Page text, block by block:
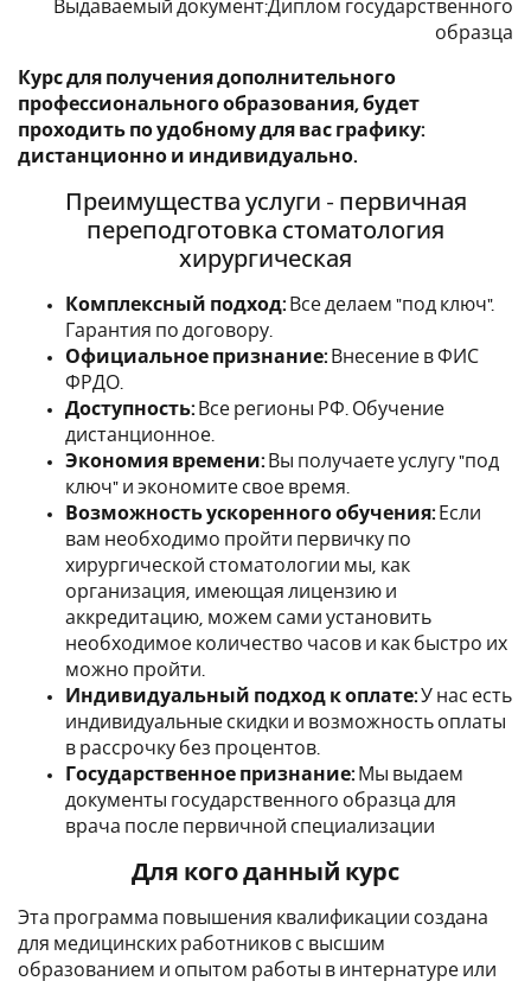
Выдаваемый документ:Диплом государственного
образца
Курс для получения дополнительного
профессионального образования, будет
проходить по удобному для вас графику:
дистанционно и индивидуально.
Преимущества услуги - первичная
переподготовка стоматология
хирургическая
Комплексный подход: Все делаем "под ключ".
Гарантия по договору.
Официальное признание: Внесение в ФИС
ФРДО.
Доступность: Все регионы РФ. Обучение
дистанционное.
Экономия времени: Вы получаете услугу "под
ключ" и экономите свое время.
Возможность ускоренного обучения: Если
вам необходимо пройти первичку по
хирургической стоматологии мы, как
организация, имеющая лицензию и
аккредитацию, можем сами установить
необходимое количество часов и как быстро их
можно пройти.
Индивидуальный подход к оплате:У нас есть
индивидуальные скидки и возможность оплаты
в рассрочку без процентов.
Государственное признание: Мы выдаем
документы государственного образца для
врача после первичной специализации
Для кого данный курс
Эта программа повышения квалификации создана
для медицинских работников с высшим
образованием и опытом работы в интернатуре или